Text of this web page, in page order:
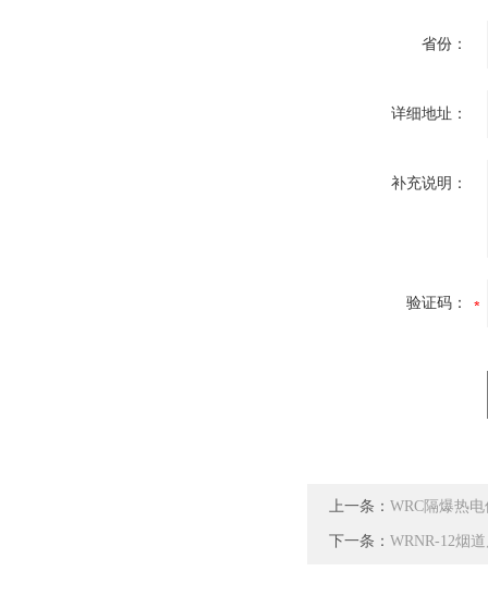
省份：
详细地址：
补充说明：
验证码：
上一条： WRC隔爆热
下一条： WRNR-12烟